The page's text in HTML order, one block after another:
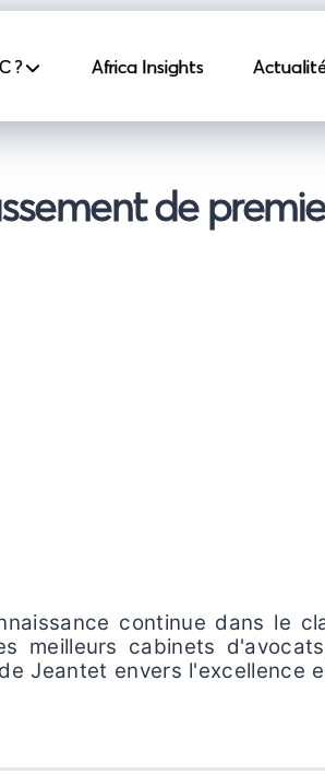
? Africa Insights
de
continue dans le
meilleurs cabinets
Jeantet envers l'excellence